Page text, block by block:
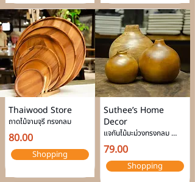
Thaiwood Store
ถาดไม้จามจุรี ทรงกลม
80.00
Shopping
Suthee’s Home
Decor
แจกันไม้มะม่วงทรงกลม
แจกันตกแต่งบ้าน แจกันมินิ
มอล
79.00
Shopping